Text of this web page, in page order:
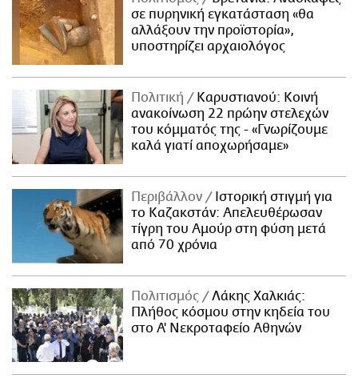
σε πυρηνική εγκατάσταση «θα
αλλάξουν την προϊστορία»,
υποστηρίζει αρχαιολόγος
Πολιτική
Καρυστιανού: Κοινή
ανακοίνωση 22 πρώην στελεχών
του κόμματός της - «Γνωρίζουμε
καλά γιατί αποχωρήσαμε»
Περιβάλλον
Ιστορική στιγμή για
το Καζακστάν: Απελευθέρωσαν
τίγρη του Αμούρ στη φύση μετά
από 70 χρόνια
Πολιτισμός
Λάκης Χαλκιάς:
Πλήθος κόσμου στην κηδεία του
στο Α' Νεκροταφείο Αθηνών